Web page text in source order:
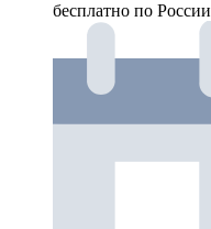
бесплатно по России